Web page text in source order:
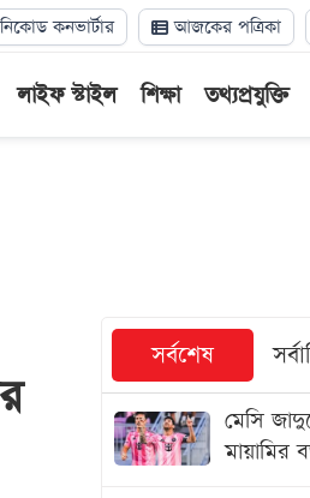
কনভার্টার আজকের পত্রিকা
লাইফ স্টাইল শিক্ষা তথ্যপ্রযুক্তি
সর্বশেষ
মেসি
মায়ামির